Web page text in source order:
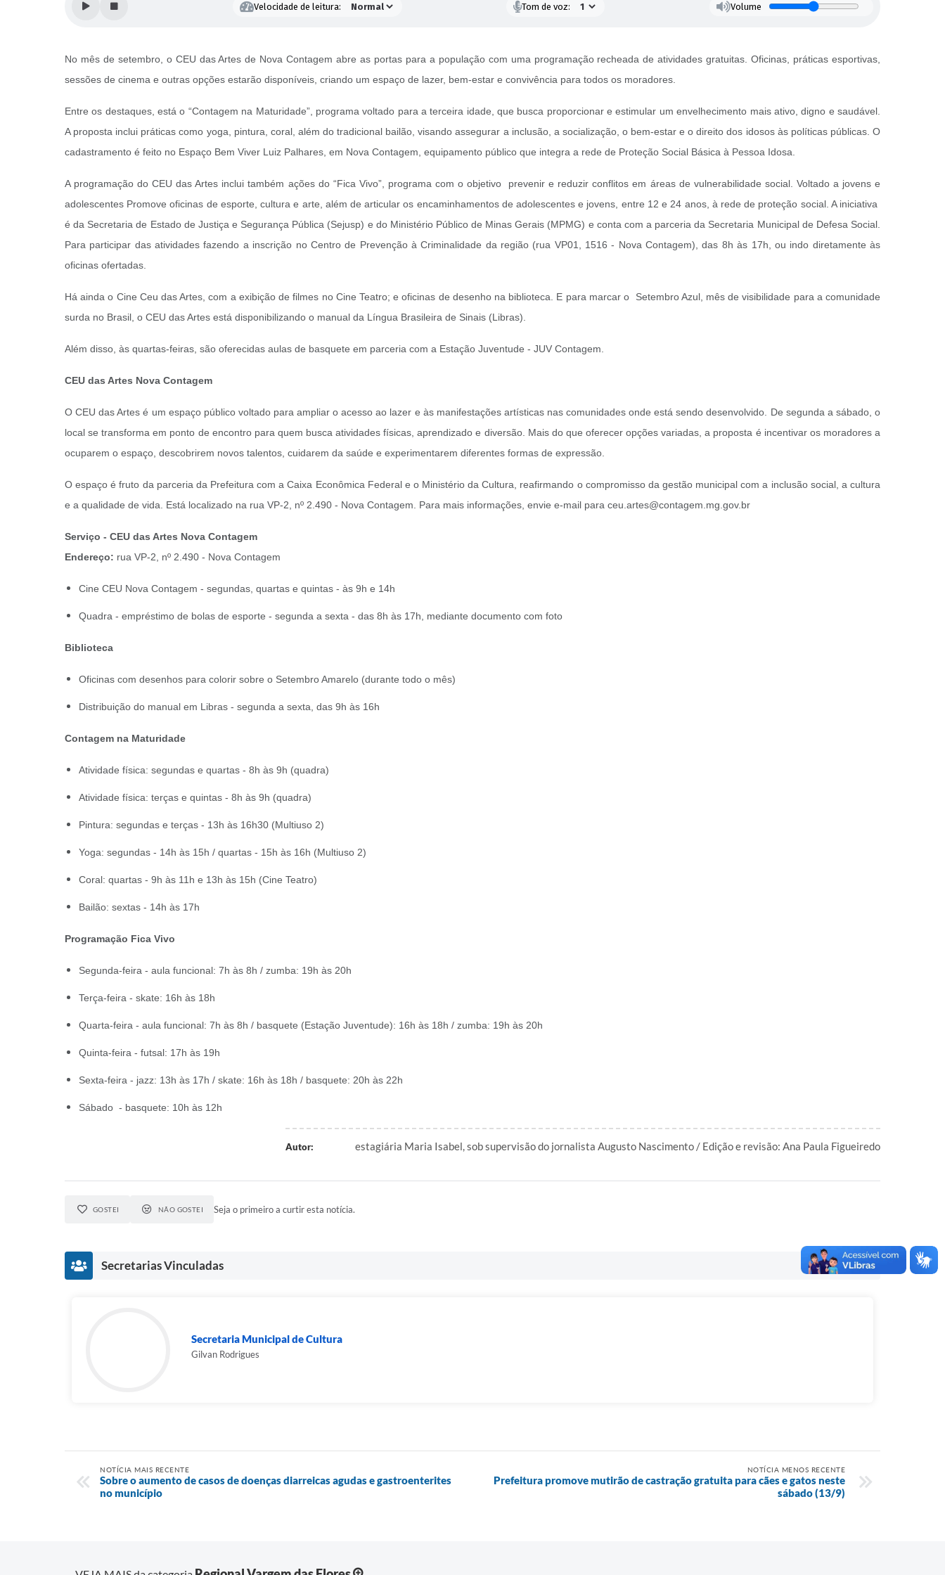
Velocidade de leitura: Tom de voz: Volume
No mês de setembro, o CEU das Artes de Nova Contagem abre as portas para a população com uma programação recheada de atividades gratuitas. Oficinas, práticas esportivas,
sessões de cinema e outras opções estarão disponíveis, criando um espaço de lazer, bem-estar e convivência para todos os moradores.
Entre os destaques, está o “Contagem na Maturidade”, programa voltado para a terceira idade, que busca proporcionar e estimular um envelhecimento mais ativo, digno e saudável.
A proposta inclui práticas como yoga, pintura, coral, além do tradicional bailão, visando assegurar a inclusão, a socialização, o bem-estar e o direito dos idosos às políticas públicas. O
cadastramento é feito no Espaço Bem Viver Luiz Palhares, em Nova Contagem, equipamento público que integra a rede de Proteção Social Básica à Pessoa Idosa.
A programação do CEU das Artes inclui também ações do “Fica Vivo”, programa com o objetivo prevenir e reduzir conflitos em áreas de vulnerabilidade social. Voltado a jovens e
adolescentes Promove oficinas de esporte, cultura e arte, além de articular os encaminhamentos de adolescentes e jovens, entre 12 e 24 anos, à rede de proteção social. A iniciativa
é da Secretaria de Estado de Justiça e Segurança Pública (Sejusp) e do Ministério Público de Minas Gerais (MPMG) e conta com a parceria da Secretaria Municipal de Defesa Social.
Para participar das atividades fazendo a inscrição no Centro de Prevenção à Criminalidade da região (rua VP01, 1516 - Nova Contagem), das 8h às 17h, ou indo diretamente às
oficinas ofertadas.
Há ainda o Cine Ceu das Artes, com a exibição de filmes no Cine Teatro; e oficinas de desenho na biblioteca. E para marcar o Setembro Azul, mês de visibilidade para a comunidade
surda no Brasil, o CEU das Artes está disponibilizando o manual da Língua Brasileira de Sinais (Libras).
Além disso, às quartas-feiras, são oferecidas aulas de basquete em parceria com a Estação Juventude - JUV Contagem.
CEU das Artes Nova Contagem
O CEU das Artes é um espaço público voltado para ampliar o acesso ao lazer e às manifestações artísticas nas comunidades onde está sendo desenvolvido. De segunda a sábado, o
local se transforma em ponto de encontro para quem busca atividades físicas, aprendizado e diversão. Mais do que oferecer opções variadas, a proposta é incentivar os moradores a
ocuparem o espaço, descobrirem novos talentos, cuidarem da saúde e experimentarem diferentes formas de expressão.
O espaço é fruto da parceria da Prefeitura com a Caixa Econômica Federal e o Ministério da Cultura, reafirmando o compromisso da gestão municipal com a inclusão social, a cultura
e a qualidade de vida. Está localizado na rua VP-2, nº 2.490 - Nova Contagem. Para mais informações, envie e-mail para ceu.artes@contagem.mg.gov.br
Serviço - CEU das Artes Nova Contagem
Endereço: rua VP-2, nº 2.490 - Nova Contagem
Cine CEU Nova Contagem - segundas, quartas e quintas - às 9h e 14h
Quadra - empréstimo de bolas de esporte - segunda a sexta - das 8h às 17h, mediante documento com foto
Biblioteca
Oficinas com desenhos para colorir sobre o Setembro Amarelo (durante todo o mês)
Distribuição do manual em Libras - segunda a sexta, das 9h às 16h
Contagem na Maturidade
Atividade física: segundas e quartas - 8h às 9h (quadra)
Atividade física: terças e quintas - 8h às 9h (quadra)
Pintura: segundas e terças - 13h às 16h30 (Multiuso 2)
Yoga: segundas - 14h às 15h / quartas - 15h às 16h (Multiuso 2)
Coral: quartas - 9h às 11h e 13h às 15h (Cine Teatro)
Bailão: sextas - 14h às 17h
Programação Fica Vivo
Segunda-feira - aula funcional: 7h às 8h / zumba: 19h às 20h
Terça-feira - skate: 16h às 18h
Quarta-feira - aula funcional: 7h às 8h / basquete (Estação Juventude): 16h às 18h / zumba: 19h às 20h
Quinta-feira - futsal: 17h às 19h
Sexta-feira - jazz: 13h às 17h / skate: 16h às 18h / basquete: 20h às 22h
Sábado - basquete: 10h às 12h
Autor: estagiária Maria Isabel, sob supervisão do jornalista Augusto Nascimento / Edição e revisão: Ana Paula Figueiredo
GOSTEI NÃO GOSTEI Seja o primeiro a curtir esta notícia.
Secretarias Vinculadas
Secretaria Municipal de Cultura
Gilvan Rodrigues
NOTÍCIA MAIS RECENTE
Sobre o aumento de casos de doenças diarreicas agudas e gastroenterites
no município
NOTÍCIA MENOS RECENTE
Prefeitura promove mutirão de castração gratuita para cães e gatos neste
sábado (13/9)